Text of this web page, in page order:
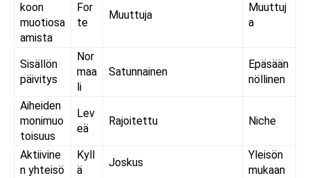
koon
muotiosa
amista
For
te
Muuttuja
Muuttuj
a
Sisällön
päivitys
Nor
maa
li
Satunnainen
Epäsään
nöllinen
Aiheiden
monimuo
toisuus
Lev
eä
Rajoitettu Niche
Aktiivine
n yhteisö
Kyll
ä
Joskus
Yleisön
mukaan